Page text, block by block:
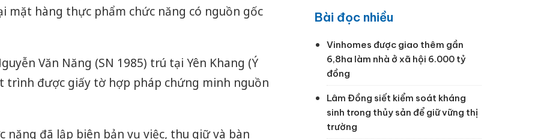
mặt hàng thực phẩm chức năng có nguồn gốc
Văn Năng (SN 1985) trú tại Yên Khang (Ý
trình được giấy tờ hợp pháp chứng minh nguồn
năng đã lập biên bản vụ việc, thu giữ và bàn
Bài đọc nhiều
Vinhomes được giao thêm gần
6,8ha làm nhà ở xã hội 6.000 tỷ
đồng
Lâm Đồng siết kiểm soát kháng
sinh trong thủy sản để giữ vững thị
trường